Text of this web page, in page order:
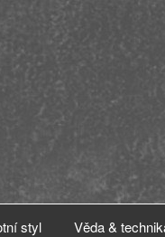
styl Věda &